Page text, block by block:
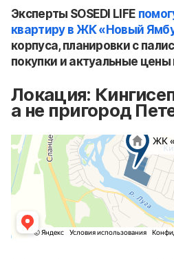
Эксперты SOSEDI LIFE
квартиру в ЖК «Новый
корпуса, планировки с
покупки и актуальные
Локация:
а не пригород